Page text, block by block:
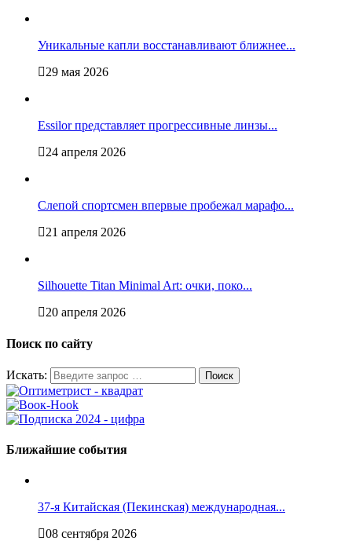
Уникальные капли восстанавливают ближнее...
29 мая 2026
Essilor представляет прогрессивные линзы...
24 апреля 2026
Слепой спортсмен впервые пробежал марафо...
21 апреля 2026
Silhouette Titan Minimal Art: очки, поко...
20 апреля 2026
Поиск по сайту
Искать:
Ближайшие события
37-я Китайская (Пекинская) международная...
08 сентября 2026